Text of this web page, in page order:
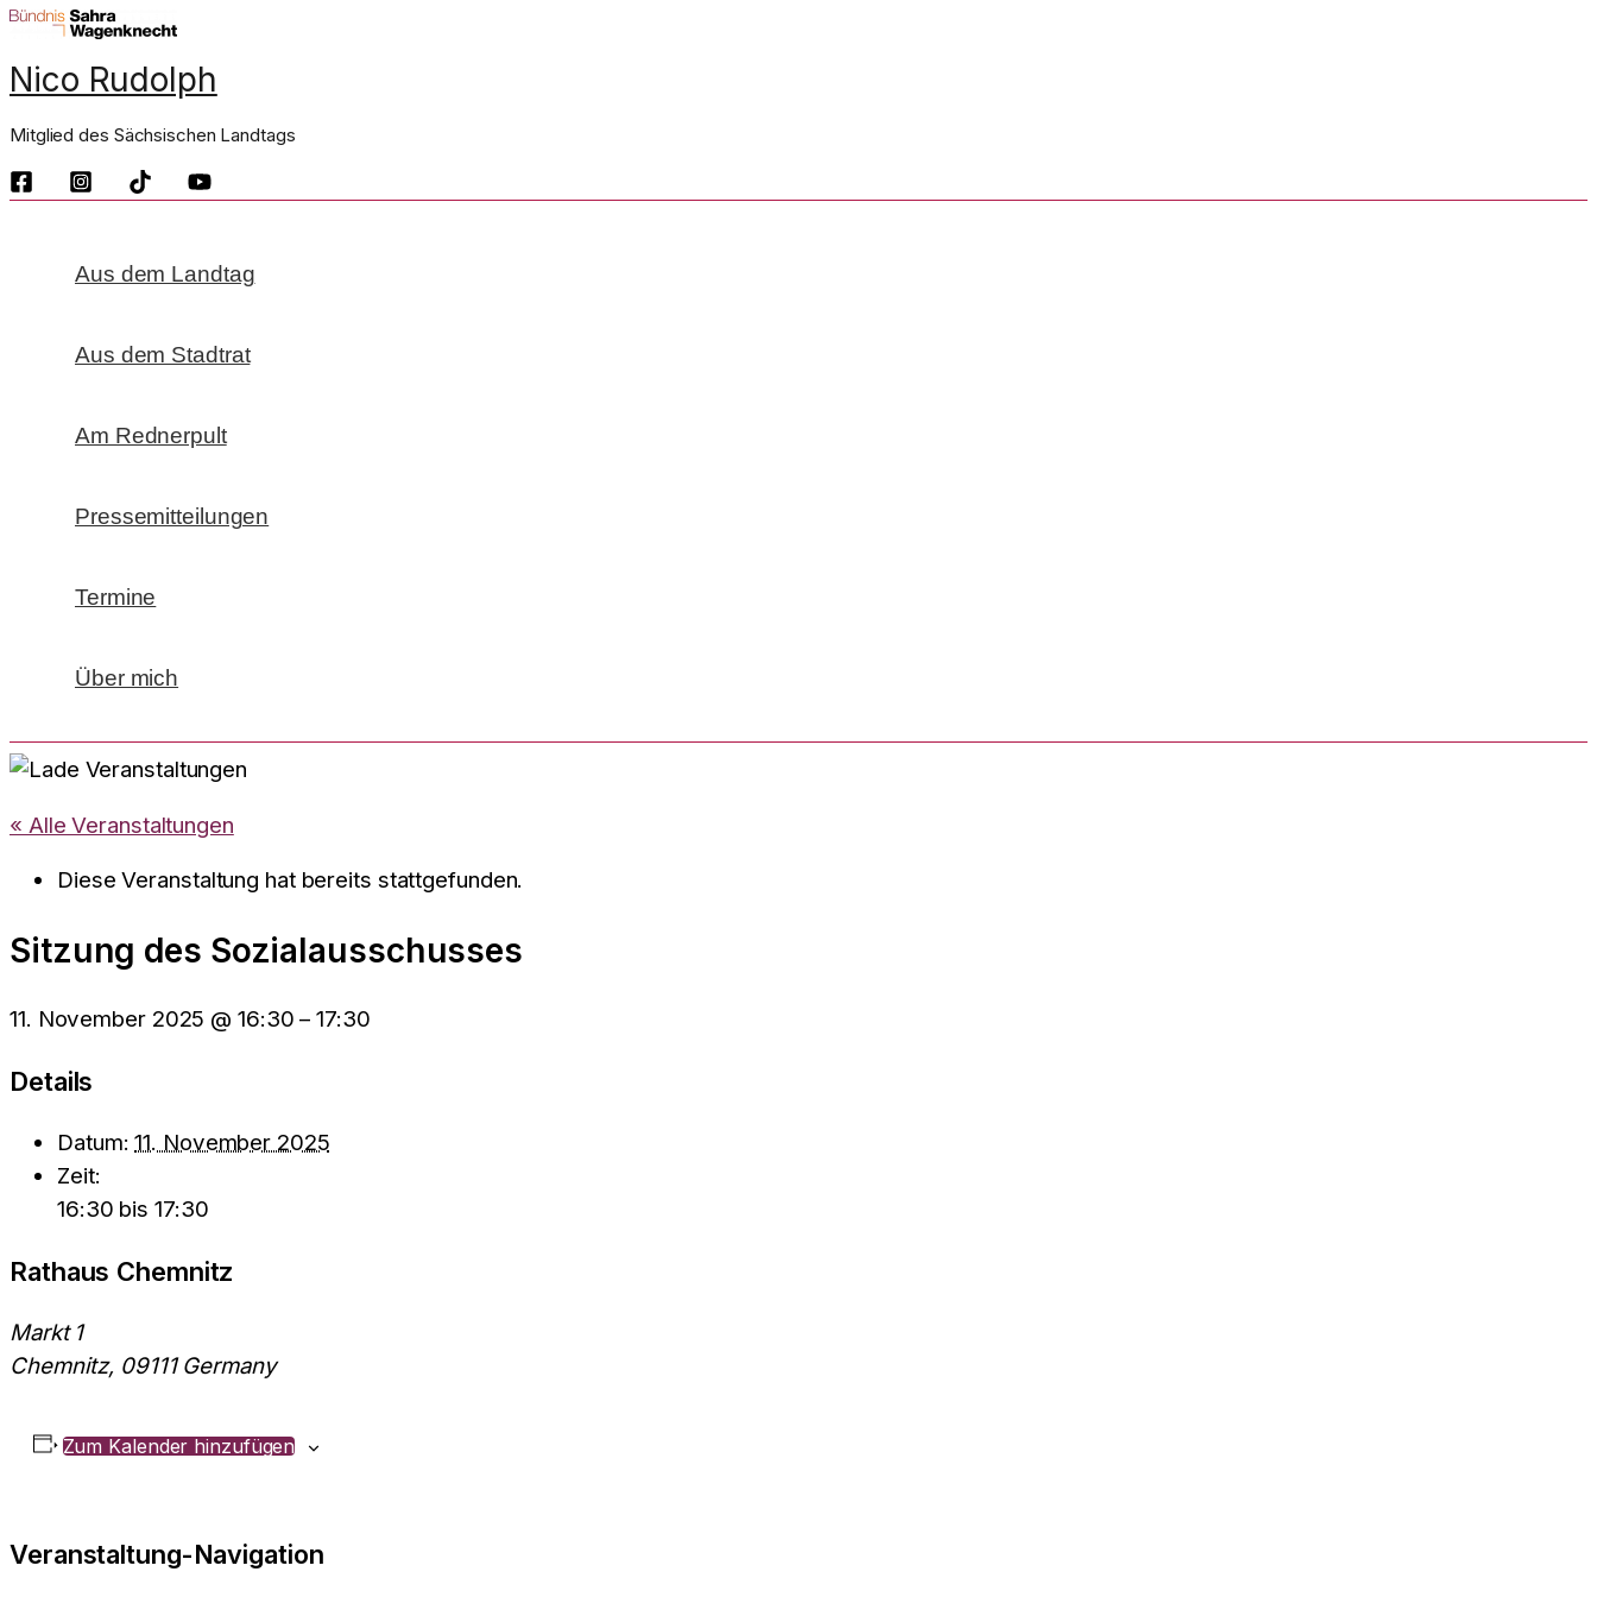
Zum
springen
Nico Rudolph
Mitglied des Sächsischen Landtags
Aus dem Landtag
Aus dem Stadtrat
Am Rednerpult
Pressemitteilungen
Termine
Über mich
« Alle Veranstaltungen
Diese Veranstaltung hat bereits stattgefunden.
Sitzung des Sozialausschusses
11. November 2025 @16:30–17:30
Details
Datum: 11. November 2025
Zeit:
16:30 bis 17:30
Rathaus Chemnitz
Markt 1
Chemnitz, 09111 Germany
Zum Kalender hinzufügen
Veranstaltung-Navigation